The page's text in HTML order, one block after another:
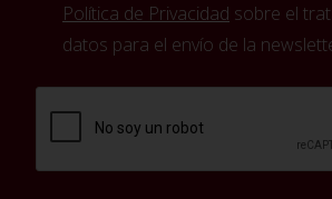
Política de Privacidad sobre el
datos para el envío de la